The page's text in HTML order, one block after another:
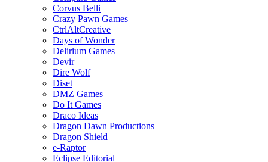
Corvus Belli
Crazy Pawn Games
CtrlAltCreative
Days of Wonder
Delirium Games
Devir
Dire Wolf
Diset
DMZ Games
Do It Games
Draco Ideas
Dragon Dawn Productions
Dragon Shield
e-Raptor
Eclipse Editorial